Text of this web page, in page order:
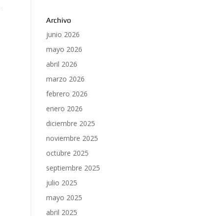
Archivo
junio 2026
mayo 2026
abril 2026
marzo 2026
febrero 2026
enero 2026
diciembre 2025
noviembre 2025
octubre 2025
septiembre 2025
julio 2025
mayo 2025
abril 2025